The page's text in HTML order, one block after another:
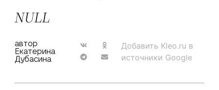
NULL
автор
Екатерина
Дубасина
Добавить Kleo.ru в
источники Google